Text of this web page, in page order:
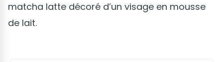
matcha latte décoré d’un visage en mousse
de lait.